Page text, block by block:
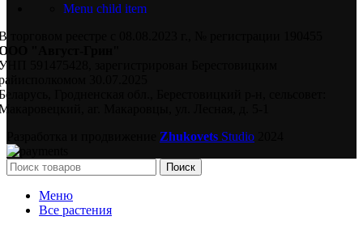
Menu child item
торговом реестре с 08.08.2023 г., № регистрации 190455
"Август-Грин"
591475428, зарегистрирован Берестовицким
30.07.2025
Гродненская обл., Берестовицкий р-н, сельсовет:
аг. Макаровцы, ул. Лесная, д. 5-1
Zhukovets Studio
Поиск
Меню
Все растения